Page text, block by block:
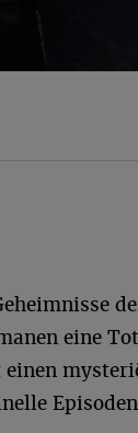
eine